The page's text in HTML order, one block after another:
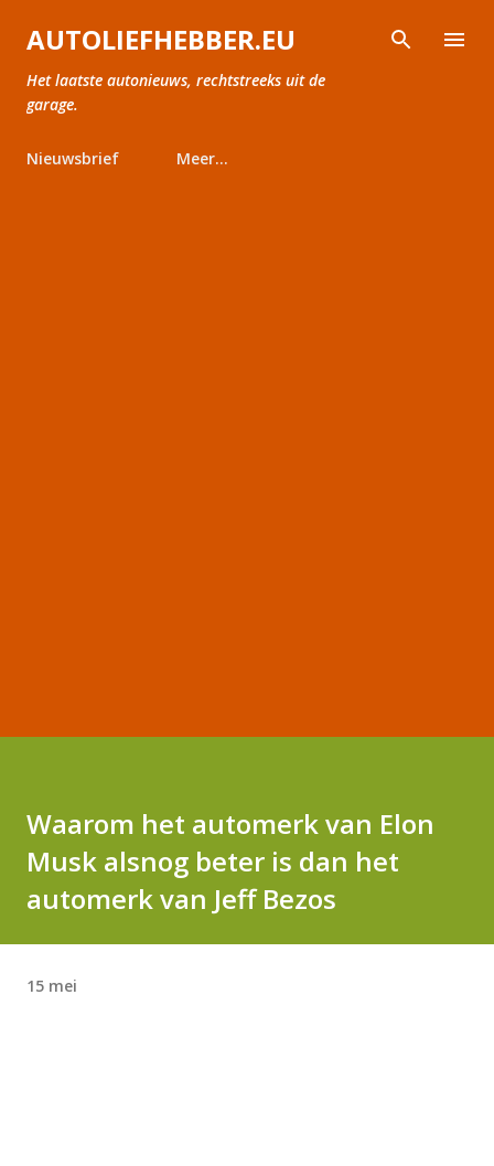
Doorgaan naar hoofdcontent
AUTOLIEFHEBBER.EU
Het laatste autonieuws, rechtstreeks uit de
garage.
Nieuwsbrief Meer…
Waarom het automerk van Elon
Musk alsnog beter is dan het
automerk van Jeff Bezos
15 mei